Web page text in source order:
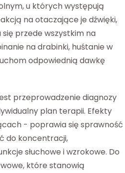
u których występują
na otaczające je dźwięki,
przede wszystkim na
na drabinki, huśtanie w
odpowiednią dawkę
przeprowadzenie diagnozy
plan terapii. Efekty
- poprawia się sprawność
do koncentracji,
słuchowe i wzrokowe. Do
które stanowią